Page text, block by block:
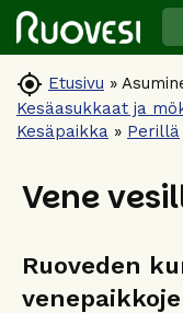
 Etusivu »
Kesäasukkaat ja
Kesäpaikka » Perillä
Vene
Ruoveden